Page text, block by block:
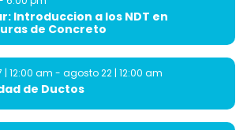
Introduccion a los NDT en
de Concreto
| 12:00 am - agosto 22 | 12:00 am
de Ductos